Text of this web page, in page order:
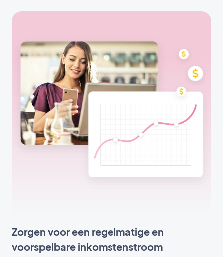
Zorgen voor een regelmatige en
voorspelbare inkomstenstroom